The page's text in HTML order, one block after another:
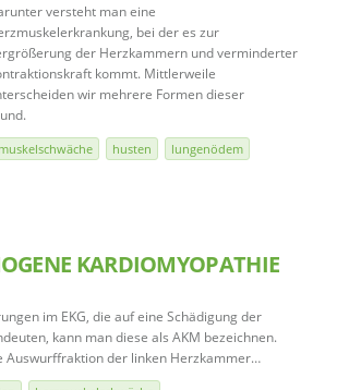
versteht man eine
bei der es zur
der Herzkammern und verminderter
kommt. Mittlerweile
wir mehrere Formen dieser
husten lungenödem
KARDIOMYOPATHIE
im EKG, die auf eine Schädigung der
kann man diese als AKM bezeichnen.
Auswurffraktion der linken Herzkammer…